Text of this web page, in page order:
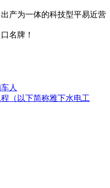
产为一体的科技型平易近营
名牌！
人
（以下简称雅下水电工